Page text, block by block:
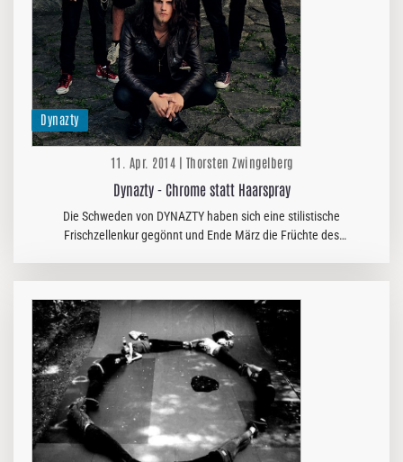
Dynazty
11. Apr. 2014 | Thorsten Zwingelberg
Dynazty - Chrome statt Haarspray
Die Schweden von DYNAZTY haben sich eine stilistische
Frischzellenkur gegönnt und Ende März die Früchte des